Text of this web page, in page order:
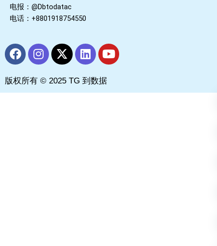
电报：@Dbtodatac
电话：+8801918754550
F
a
e
b
I
n
t
a
X
-
w
i
L
i
k
e
Y
o
u
版权所有 © 2025 TG 到数据